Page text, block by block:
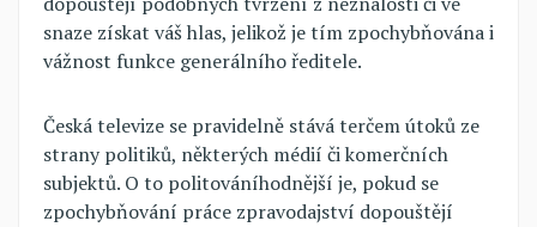
snaze získat váš hlas, jelikož je tím zpochybňována i
vážnost funkce generálního ředitele.
Česká televize se pravidelně stává terčem útoků ze
strany politiků, některých médií či komerčních
subjektů. O to politováníhodnější je, pokud se
zpochybňování práce zpravodajství dopouštějí